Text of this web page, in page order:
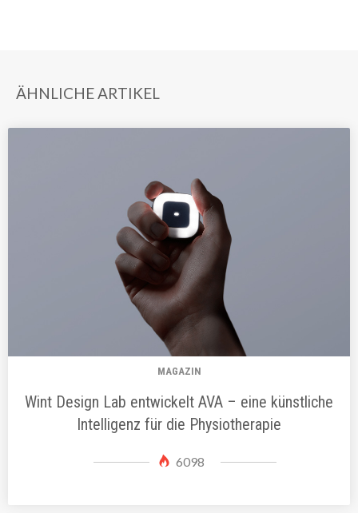
ÄHNLICHE ARTIKEL
MAGAZIN
Wint Design Lab entwickelt AVA – eine künstliche
Intelligenz für die Physiotherapie
6098